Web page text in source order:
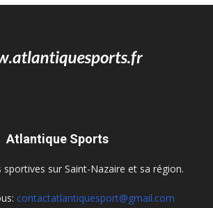
Atlantique Sports
sportives sur Saint-Nazaire et sa région.
contactatlantiquesport@gmail.com